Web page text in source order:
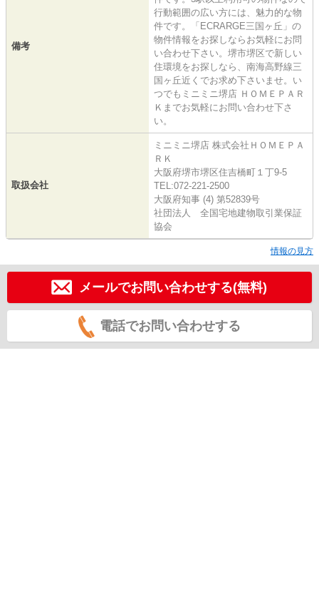
備考
行動範囲の広い方には、魅力的な物
件です。「ECRARGE三国ヶ丘」の
物件情報をお探しならお気軽にお問
い合わせ下さい。堺市堺区で新しい
住環境をお探しなら、南海高野線三
国ヶ丘近くでお求め下さいませ。い
つでもミニミニ堺店 ＨＯＭＥＰＡＲ
Ｋまでお気軽にお問い合わせ下さ
い。
取扱会社
ミニミニ堺店 株式会社ＨＯＭＥＰＡ
ＲＫ
大阪府堺市堺区住吉橋町１丁9-5
TEL:072-221-2500
大阪府知事 (4) 第52839号
社団法人 全国宅地建物取引業保証
協会
情報の見方
メールでお問い合わせする(無料)
電話でお問い合わせする